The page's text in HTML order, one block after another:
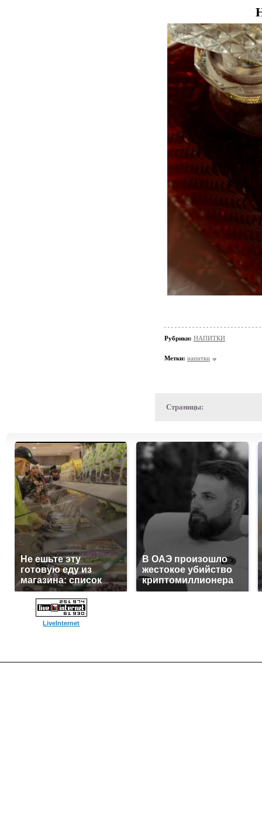
Рубрики: НАПИТКИ
Метки: напитки
Страницы:
Не ешьте эту
готовую еду из
магазина: список
В ОАЭ произошло
жестокое убийство
криптомиллионера
LiveInternet